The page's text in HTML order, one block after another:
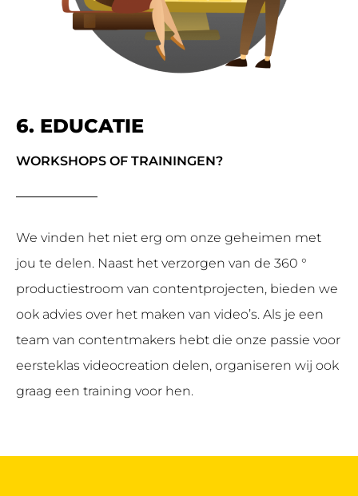
6. EDUCATIE
WORKSHOPS OF TRAININGEN?
We vinden het niet erg om onze geheimen met
jou te delen. Naast het verzorgen van de 360 ​​°
productiestroom van contentprojecten, bieden we
ook advies over het maken van video’s. Als je een
team van contentmakers hebt die onze passie voor
eersteklas videocreation delen, organiseren wij ook
graag een training voor hen.